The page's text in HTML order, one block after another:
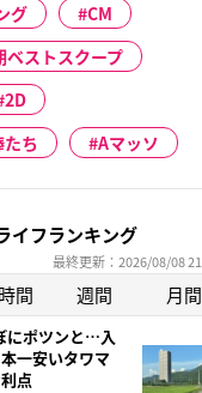
グ
CM
ベストスクープ
2D
ち
Aマッソ
イフランキング
最終更新：2026/08/08
間 週間 月間
にポツンと…入
一安いタワマ
点